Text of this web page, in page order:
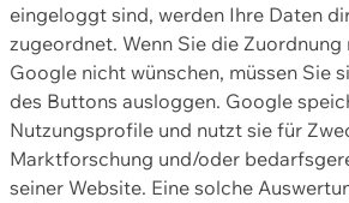
eingeloggt sind, werden Ihre Daten
zugeordnet. Wenn Sie die
Google nicht wünschen, müssen Sie
des Buttons ausloggen. Google
Nutzungsprofile und nutzt sie für
Marktforschung und/oder
seiner Website. Eine solche